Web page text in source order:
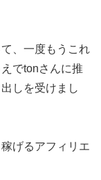
、一度もうこれ
でtonさんに推
しを受けまし
げるアフィリエ